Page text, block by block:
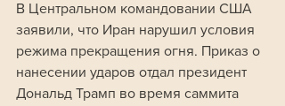
В Центральном командовании США
заявили, что Иран нарушил условия
режима прекращения огня. Приказ о
нанесении ударов отдал президент
Дональд Трамп во время саммита